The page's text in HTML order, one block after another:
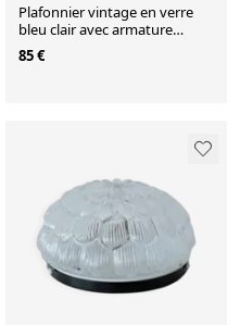
Plafonnier vintage en verre
bleu clair avec armature
neuve
85 €